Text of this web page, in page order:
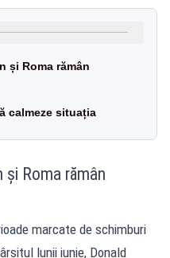
și Roma rămân
calmeze situația
și Roma rămân
marcate de schimburi
lunii iunie, Donald